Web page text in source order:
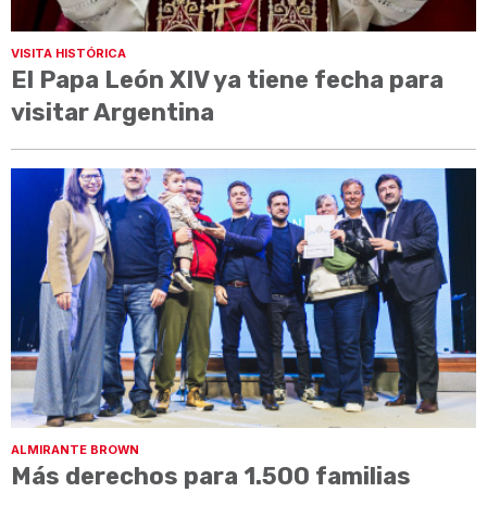
VISITA HISTÓRICA
El Papa León XIV ya tiene fecha para
visitar Argentina
ALMIRANTE BROWN
Más derechos para 1.500 familias